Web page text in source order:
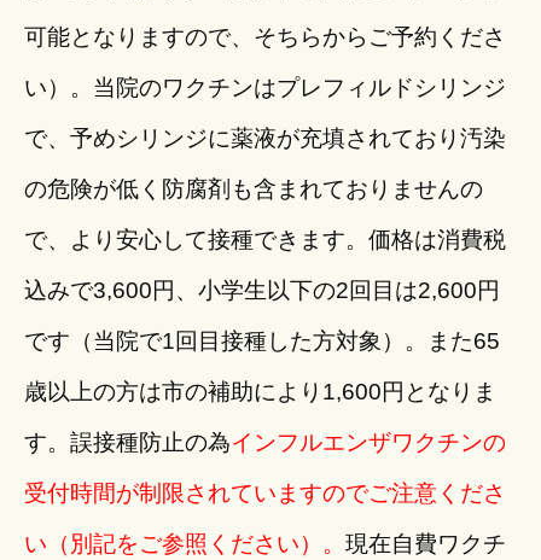
可能となりますので、そちらからご予約くださ
い）。当院のワクチンはプレフィルドシリンジ
で、予めシリンジに薬液が充填されており汚染
の危険が低く防腐剤も含まれておりませんの
で、より安心して接種できます。価格は消費税
込みで3,600円、小学生以下の2回目は2,600円
です（当院で1回目接種した方対象）。また65
歳以上の方は市の補助により1,600円となりま
す。誤接種防止の為インフルエンザワクチンの
受付時間が制限されていますのでご注意くださ
い（別記をご参照ください）。 現在自費ワクチ